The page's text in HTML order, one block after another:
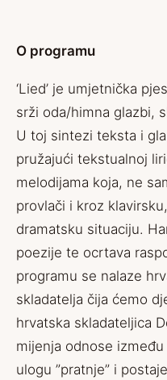
O programu
‘Lied’ je umjetnička
srži oda/himna glazbi,
U toj sintezi teksta i
pružajući tekstualnoj
melodijama koja, ne
provlači i kroz
dramatsku situaciju.
poezije te ocrtava
programu se nalaze
skladatelja čija ćemo
hrvatska skladateljica
mijenja odnose
ulogu ”pratnje” i